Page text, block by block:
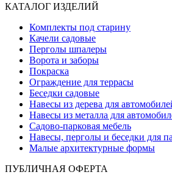
КАТАЛОГ ИЗДЕЛИЙ
Комплекты под старину
Качели садовые
Перголы шпалеры
Ворота и заборы
Покраска
Ограждение для террасы
Беседки садовые
Навесы из дерева для
Навесы из металла для
Садово-парковая мебель
Навесы, перголы и беседки для
Малые архитектурные формы
ПУБЛИЧНАЯ ОФЕРТА